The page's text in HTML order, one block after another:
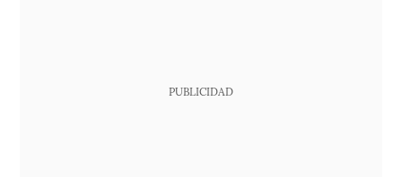
PUBLICIDAD